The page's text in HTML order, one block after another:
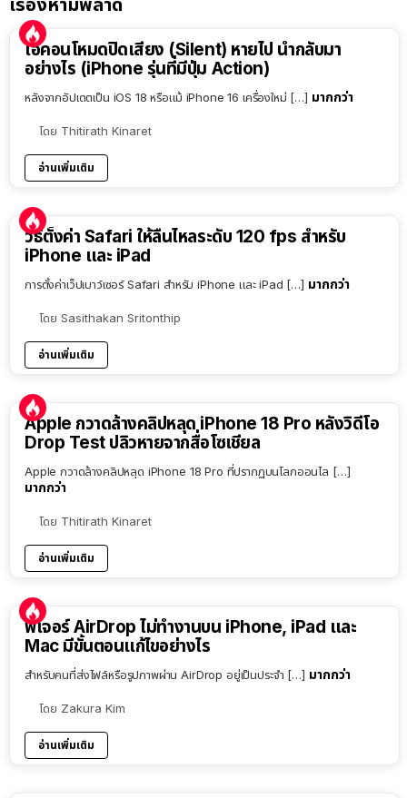
ไอคอนโหมดปิดเสียง (Silent) หายไป นำกลับมา
อย่างไร (iPhone รุ่นที่มีปุ่ม Action)
หลังจากอัปเดตเป็น iOS 18 หรือแม้ iPhone 16 เครื่องใหม่ […] มากกว่า
โดย Thitirath Kinaret
อ่านเพิ่มเติม
วิธีตั้งค่า Safari ให้ลื่นไหลระดับ 120 fps สำหรับ
iPhone และ iPad
การตั้งค่าเว็ปเบาว์เซอร์ Safari สำหรับ iPhone และ iPad […] มากกว่า
โดย Sasithakan Sritonthip
อ่านเพิ่มเติม
Apple กวาดล้างคลิปหลุด iPhone 18 Pro หลังวิดีโอ
Drop Test ปลิวหายจากสื่อโซเชียล
Apple กวาดล้างคลิปหลุด iPhone 18 Pro ที่ปรากฏบนโลกออนไล […]
มากกว่า
โดย Thitirath Kinaret
อ่านเพิ่มเติม
ฟีเจอร์ AirDrop ไม่ทำงานบน iPhone, iPad และ
Mac มีขั้นตอนแก้ไขอย่างไร
สำหรับคนที่ส่งไฟล์หรือรูปภาพผ่าน AirDrop อยู่เป็นประจำ […] มากกว่า
โดย Zakura Kim
อ่านเพิ่มเติม